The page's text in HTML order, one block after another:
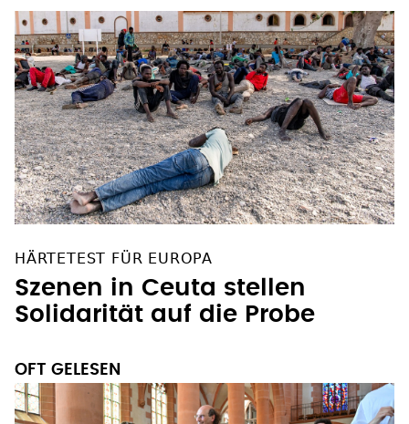
HÄRTETEST FÜR EUROPA
Szenen in Ceuta stellen
Solidarität auf die Probe
OFT GELESEN